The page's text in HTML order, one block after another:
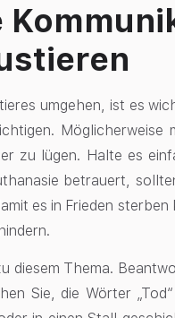
umgehen, ist es
zu lügen. Halte es
betrauert,
es in Frieden
diesem Thema.
Sie, die Wörter